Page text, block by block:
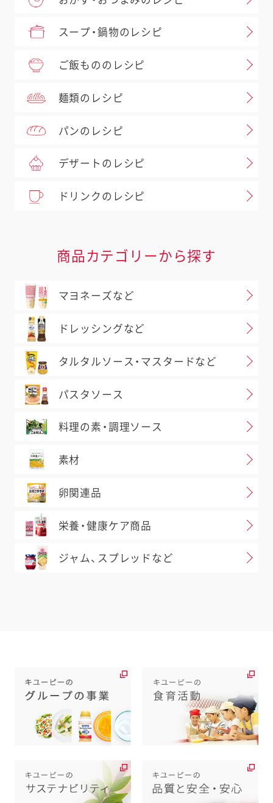
スープ・鍋物のレシピ
ご飯もののレシピ
麺類のレシピ
パンのレシピ
デザートのレシピ
ドリンクのレシピ
商品カテゴリーから探す
マヨネーズなど
ドレッシングなど
タルタルソース・マスタードなど
パスタソース
料理の素・調理ソース
素材
卵関連品
栄養・健康ケア商品
ジャム、スプレッドなど